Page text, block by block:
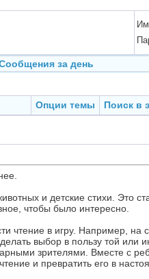
за день
Опции темы Поиск в
и детские стихи. Это
чтобы было интересно.
чтение в игру. Например,
выбор в пользу той или
зрителями. Вместе с
и превратить его в